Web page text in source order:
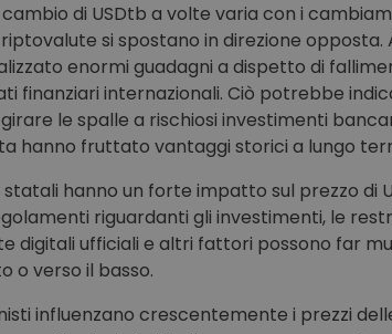
cambio di USDtb a volte varia con i
si spostano in direzione
enormi guadagni a dispetto di
finanziari internazionali. Ciò potrebbe
le spalle a rischiosi investimenti
hanno fruttato vantaggi storici a lungo
statali hanno un forte impatto sul prezzo di
riguardanti gli investimenti, le
digitali ufficiali e altri fattori possono far
o verso il basso.
influenzano crescentemente i prezzi